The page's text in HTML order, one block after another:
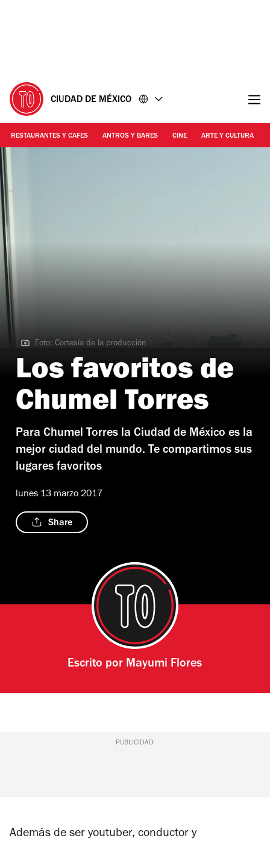
CIUDAD DE MÉXICO
RESTAURANTES Y CAFES ANTROS Y BARES CINE ARTE Y CULTURA
Foto: Cortesía de la producción
Foto: Cortesía de la producción
Los favoritos de
Chumel Torres
Para Chumel Torres la Ciudad de México es la
mejor ciudad del mundo. Te compartimos sus
lugares favoritos
lunes 13 marzo 2017
Share
Escrito por Mayumi Flores
PUBLICIDAD
Además de ser youtuber, conductor y